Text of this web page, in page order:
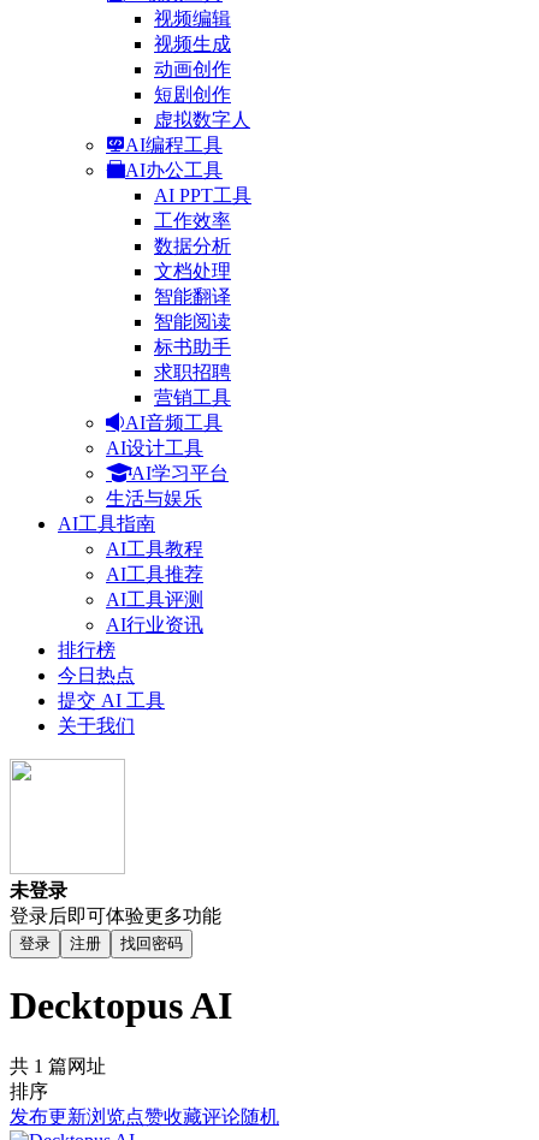
视频编辑
视频生成
动画创作
短剧创作
虚拟数字人
AI编程工具
AI办公工具
AI PPT工具
工作效率
数据分析
文档处理
智能翻译
智能阅读
标书助手
求职招聘
营销工具
AI音频工具
AI设计工具
AI学习平台
生活与娱乐
AI工具指南
AI工具教程
AI工具推荐
AI工具评测
AI行业资讯
排行榜
今日热点
提交 AI 工具
关于我们
未登录
登录后即可体验更多功能
登录 注册 找回密码
Decktopus AI
共 1 篇网址
排序
发布更新浏览点赞收藏评论随机